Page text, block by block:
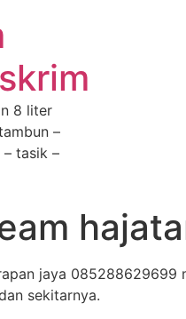
8 liter
–
tasik –
jaya 085288629699
sekitarnya.